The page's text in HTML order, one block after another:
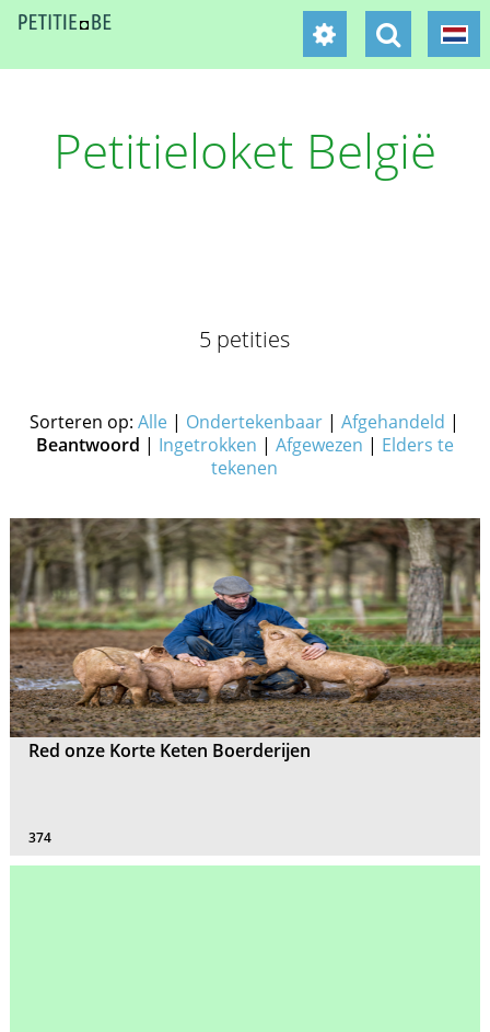
Petitieloket België
5 petities
Sorteren op:Alle | Ondertekenbaar |Afgehandeld |
Beantwoord | Ingetrokken | Afgewezen | Elders te
tekenen
Red onze Korte Keten Boerderijen
374